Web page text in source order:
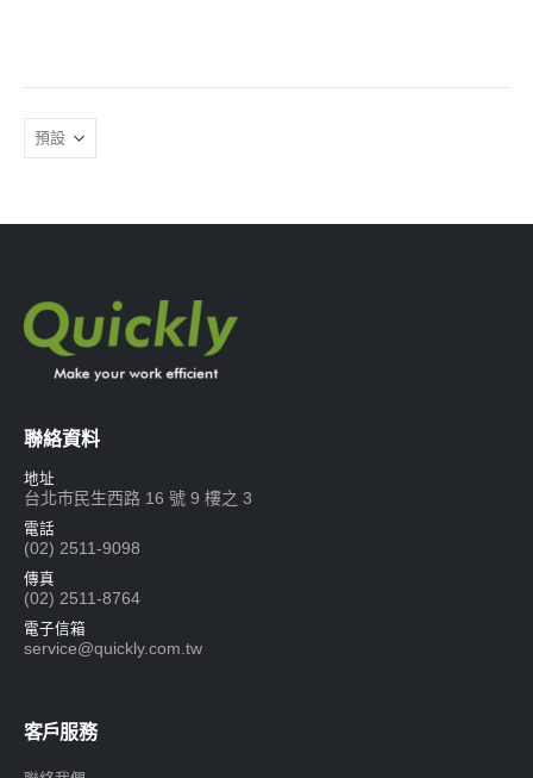
聯絡資料
地址
台北市民生西路 16 號 9 樓之 3
電話
(02) 2511-9098
傳真
(02) 2511-8764
電子信箱
service@quickly.com.tw
客戶服務